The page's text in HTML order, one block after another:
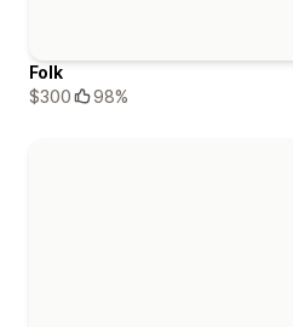
Folk
$300
98%